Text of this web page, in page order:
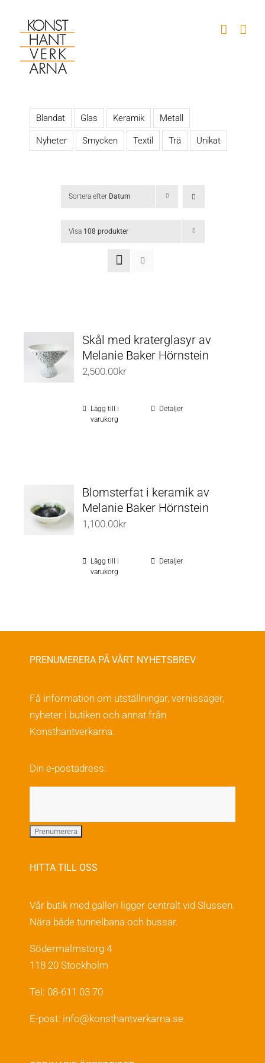
innehållet
Blandat Glas Keramik Metall
Nyheter Smycken Textil Trä Unikat
Sortera efter Datum
Visa 108 produkter
Skål med kraterglasyr av
Melanie Baker Hörnstein
2,500.00kr
Lägg till i
varukorg
Detaljer
Blomsterfat i keramik av
Melanie Baker Hörnstein
1,100.00kr
Lägg till i
varukorg
Detaljer
PRENUMERERA PÅ VÅRT NYHETSBREV
Få information om utställningar, vernissager,
nyheter i butiken och annat från
Konsthantverkarna.
Din e-postadress:
HITTA TILL OSS
Vår butik med galleri ligger centralt vid Slussen.
Nära både tunnelbana och bussar.
Södermalmstorg 4
118 20 Stockholm
Tel: 08-611 03 70
E-post: info@konsthantverkarna.se